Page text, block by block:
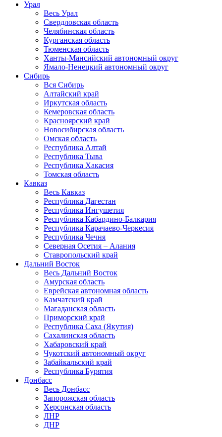
Урал
Весь Урал
Свердловская область
Челябинская область
Курганская область
Тюменская область
Ханты-Мансийский автономный округ
Ямало-Ненецкий автономный округ
Сибирь
Вся Сибирь
Алтайский край
Иркутская область
Кемеровская область
Красноярский край
Новосибирская область
Омская область
Республика Алтай
Республика Тыва
Республика Хакасия
Томская область
Кавказ
Весь Кавказ
Республика Дагестан
Республика Ингушетия
Республика Кабардино-Балкария
Республика Карачаево-Черкесия
Республика Чечня
Северная Осетия – Алания
Ставропольский край
Дальний Восток
Весь Дальний Восток
Амурская область
Еврейская автономная область
Камчатский край
Магаданская область
Приморский край
Республика Саха (Якутия)
Сахалинская область
Хабаровский край
Чукотский автономный округ
Забайкальский край
Республика Бурятия
Донбасс
Весь Донбасс
Запорожская область
Херсонская область
ЛНР
ДНР